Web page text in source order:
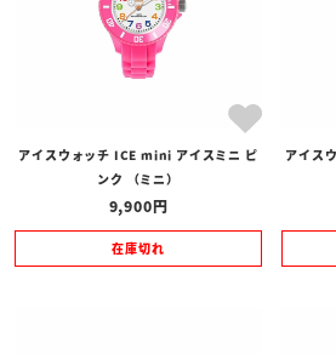
アイスウォッチ ICE mini アイスミニ ピ
ンク （ミニ）
9,900
在庫切れ
アイス